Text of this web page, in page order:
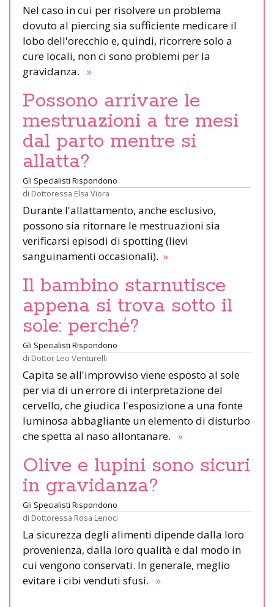
Nel caso in cui per risolvere un problema
dovuto al piercing sia sufficiente medicare il
lobo dell'orecchio e, quindi, ricorrere solo a
cure locali, non ci sono problemi per la
gravidanza. »
Possono arrivare le
mestruazioni a tre mesi
dal parto mentre si
allatta?
Gli Specialisti Rispondono
di Dottoressa Elsa Viora
Durante l'allattamento, anche esclusivo,
possono sia ritornare le mestruazioni sia
verificarsi episodi di spotting (lievi
sanguinamenti occasionali). »
Il bambino starnutisce
appena si trova sotto il
sole: perché?
Gli Specialisti Rispondono
di Dottor Leo Venturelli
Capita se all'improvviso viene esposto al sole
per via di un errore di interpretazione del
cervello, che giudica l'esposizione a una fonte
luminosa abbagliante un elemento di disturbo
che spetta al naso allontanare. »
Olive e lupini sono sicuri
in gravidanza?
Gli Specialisti Rispondono
di Dottoressa Rosa Lenoci
La sicurezza degli alimenti dipende dalla loro
provenienza, dalla loro qualità e dal modo in
cui vengono conservati. In generale, meglio
evitare i cibi venduti sfusi. »